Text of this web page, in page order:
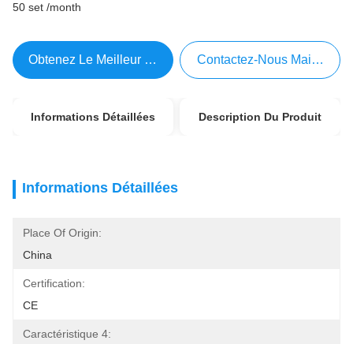
50 set /month
Obtenez Le Meilleur Prix Contactez-Nous Maintenant
Informations Détaillées Description Du Produit
Informations Détaillées
Place Of Origin:
China
Certification:
CE
Caractéristique 4: